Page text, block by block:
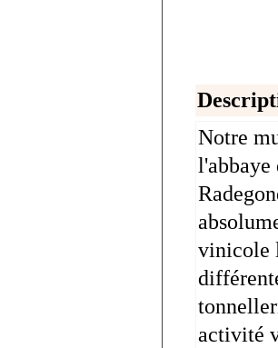
Notre
l'abbaye
vinicole
activité